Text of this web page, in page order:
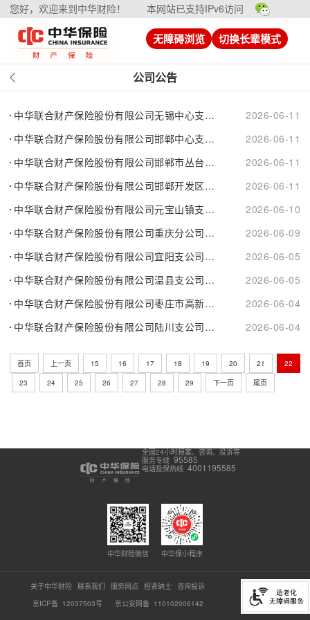
您好，欢迎来到中华财险！ 本网站已支持IPv6访问
无障碍浏览 切换长辈模式
公司公告
中华联合财产保险股份有限公司无锡中心支公司长泾营销服务部撤销公告
2026-06-11
中华联合财产保险股份有限公司邯郸中心支公司迁址公告
2026-06-11
中华联合财产保险股份有限公司邯郸市丛台支公司迁址公告
2026-06-11
中华联合财产保险股份有限公司邯郸开发区支公司迁址公告
2026-06-11
中华联合财产保险股份有限公司元宝山镇支公司撤销的公告
2026-06-10
中华联合财产保险股份有限公司重庆分公司秀山支公司关于许可证变更....
2026-06-09
中华联合财产保险股份有限公司宜阳支公司迁址公告
2026-06-05
中华联合财产保险股份有限公司温县支公司迁址公告
2026-06-05
中华联合财产保险股份有限公司枣庄市高新区支公司换发金融许可证公告
2026-06-04
中华联合财产保险股份有限公司陆川支公司换证公告
2026-06-04
首页 上一页 15 16 17 18 19 20 21
22
23
24 25 26 27 28 29 下一页 尾页
全国24小时报案、咨询、投诉等
服务专线 95585
电话投保热线 4001195585
中华财险微信 中华保小程序
关于中华财险 联系我们 服务网点 招贤纳士 咨询投诉
京ICP备 12037503号
京公安网备 110102006142